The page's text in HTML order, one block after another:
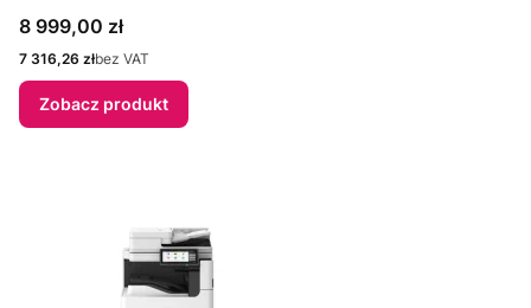
Cena
8 999,00 zł
Cena
7 316,26 złbez VAT
Zobacz produkt